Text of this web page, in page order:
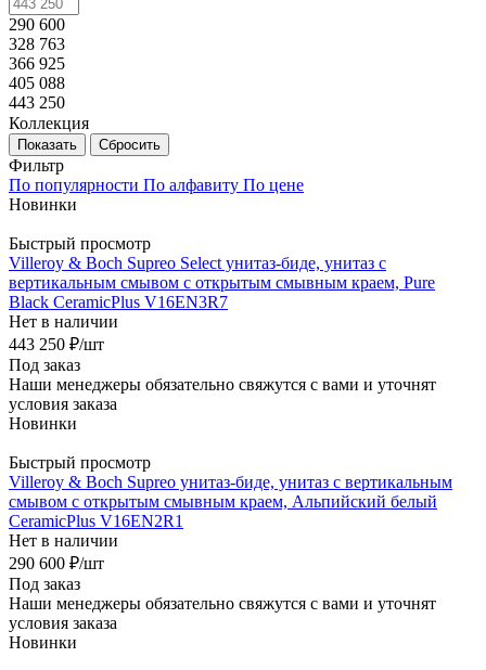
290 600
328 763
366 925
405 088
443 250
Коллекция
Показать Сбросить
Фильтр
По популярности По алфавиту По цене
Новинки
Быстрый просмотр
Villeroy & Boch Supreo Select унитаз-биде, унитаз с
вертикальным смывом с открытым смывным краем, Pure
Black CeramicPlus V16EN3R7
Нет в наличии
443 250 ₽/шт
Под заказ
Наши менеджеры обязательно свяжутся с вами и уточнят
условия заказа
Новинки
Быстрый просмотр
Villeroy & Boch Supreo унитаз-биде, унитаз с вертикальным
смывом с открытым смывным краем, Альпийский белый
CeramicPlus V16EN2R1
Нет в наличии
290 600 ₽/шт
Под заказ
Наши менеджеры обязательно свяжутся с вами и уточнят
условия заказа
Новинки